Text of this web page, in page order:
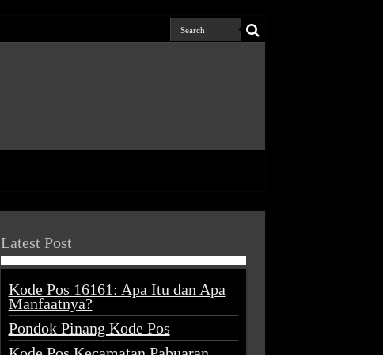
Latest Post
Kode Pos 16161: Apa Itu dan Apa
Manfaatnya?
Pondok Pinang Kode Pos